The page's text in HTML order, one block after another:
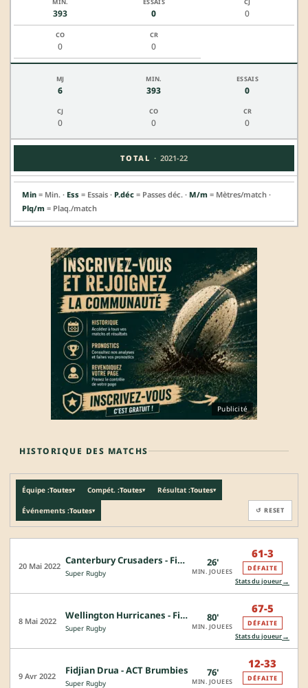
393 0 0
0 0
6 393 0
0 0 0
TOTAL · 2021-22
Min = Min. · Ess = Essais · P.déc = Passes déc. · M/m = Mètres/match ·
Plq/m = Plaq./match
Publicité
HISTORIQUE DES MATCHS
Équipe :Toutes▾ Compét. :Toutes▾ Résultat :Toutes▾
Événements :Toutes▾ ↺ RESET
20 Mai 2022 Canterbury Crusaders - Fidjian Drua
Super Rugby
26'
MIN. JOUEES
61-3
DÉFAITE
Stats du joueur→
8 Mai 2022 Wellington Hurricanes - Fidjian Drua
Super Rugby
80'
MIN. JOUEES
67-5
DÉFAITE
Stats du joueur→
9 Avr 2022 Fidjian Drua - ACT Brumbies
Super Rugby
76'
MIN. JOUEES
12-33
DÉFAITE